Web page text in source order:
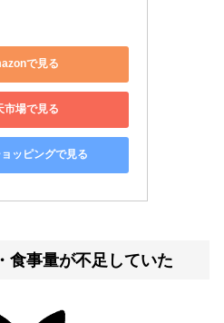
で見る
市場で見る
ッピングで見る
事量が不足していた